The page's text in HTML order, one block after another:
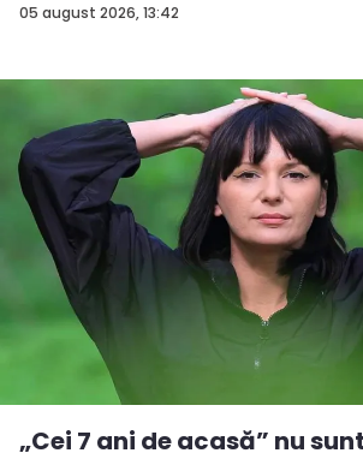
05 august 2026, 13:42
„Cei 7 ani de acasă” nu